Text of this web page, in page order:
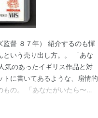
監督 ８７年） 紹介するのも憚
という売り出し方。。 「あな
気のあったイギリス作品と対
に書いてあるような、扇情的
の。 「あなたがいたら〜」
がどんどん魅力的にみえて